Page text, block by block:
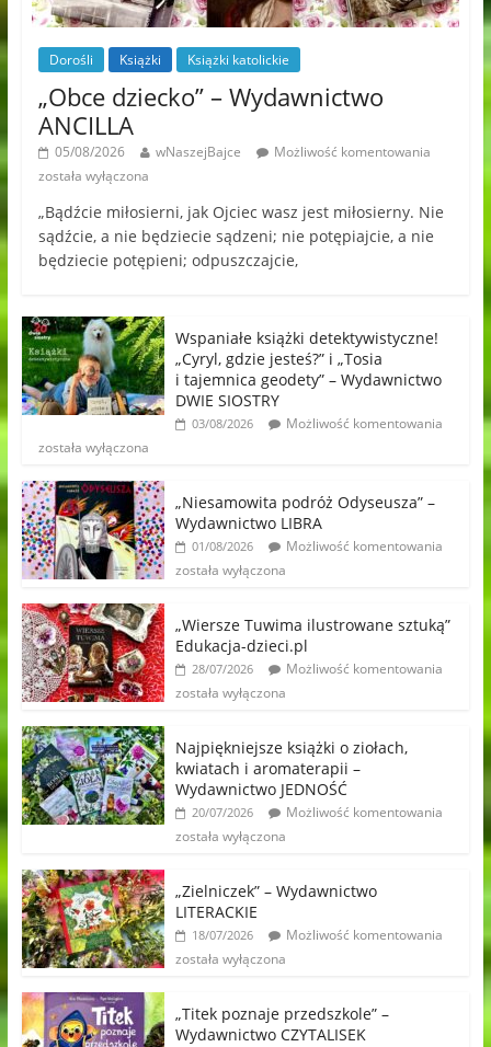
Dorośli Książki Książki katolickie
„Obce dziecko” – Wydawnictwo
ANCILLA
05/08/2026 wNaszejBajce
Możliwość komentowania
została wyłączona
„Bądźcie miłosierni, jak Ojciec wasz jest miłosierny. Nie
sądźcie, a nie będziecie sądzeni; nie potępiajcie, a nie
będziecie potępieni; odpuszczajcie,
Wspaniałe książki detektywistyczne!
„Cyryl, gdzie jesteś?” i „Tosia
i tajemnica geodety” – Wydawnictwo
DWIE SIOSTRY
03/08/2026
Możliwość komentowania
została wyłączona
„Niesamowita podróż Odyseusza” –
Wydawnictwo LIBRA
01/08/2026
Możliwość komentowania
została wyłączona
„Wiersze Tuwima ilustrowane sztuką”
Edukacja-dzieci.pl
28/07/2026
Możliwość komentowania
została wyłączona
Najpiękniejsze książki o ziołach,
kwiatach i aromaterapii –
Wydawnictwo JEDNOŚĆ
20/07/2026
Możliwość komentowania
została wyłączona
„Zielniczek” – Wydawnictwo
LITERACKIE
18/07/2026
Możliwość komentowania
została wyłączona
„Titek poznaje przedszkole” –
Wydawnictwo CZYTALISEK